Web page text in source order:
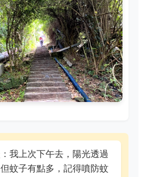
我上次下午去，陽光透過
蚊子有點多，記得噴防蚊